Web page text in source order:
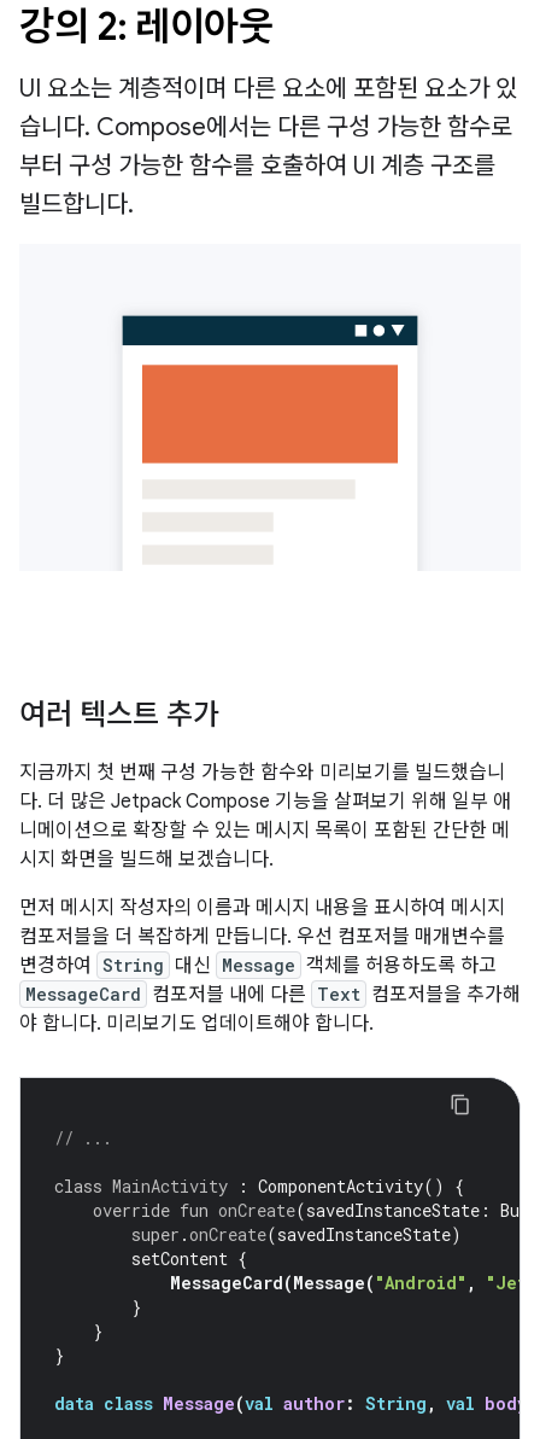
강의 2: 레이아웃
UI 요소는 계층적이며 다른 요소에 포함된 요소가 있
습니다. Compose에서는 다른 구성 가능한 함수로
부터 구성 가능한 함수를 호출하여 UI 계층 구조를
빌드합니다.
여러 텍스트 추가
지금까지 첫 번째 구성 가능한 함수와 미리보기를 빌드했습니
다. 더 많은 Jetpack Compose 기능을 살펴보기 위해 일부 애
니메이션으로 확장할 수 있는 메시지 목록이 포함된 간단한 메
시지 화면을 빌드해 보겠습니다.
먼저 메시지 작성자의 이름과 메시지 내용을 표시하여 메시지
컴포저블을 더 복잡하게 만듭니다. 우선 컴포저블 매개변수를
변경하여
String 대신 Message 객체를 허용하도록 하고
MessageCard 컴포저블 내에 다른 Text 컴포저블을 추가해
야 합니다. 미리보기도 업데이트해야 합니다.
// ...
class MainActivity : ComponentActivity()
{
override fun onCreate(savedInstanceState :
super .onCreate(savedInstanceState)
setContent {
MessageCard(Message( "Android" ,
}
}
}
data class Message(val author: String , val body